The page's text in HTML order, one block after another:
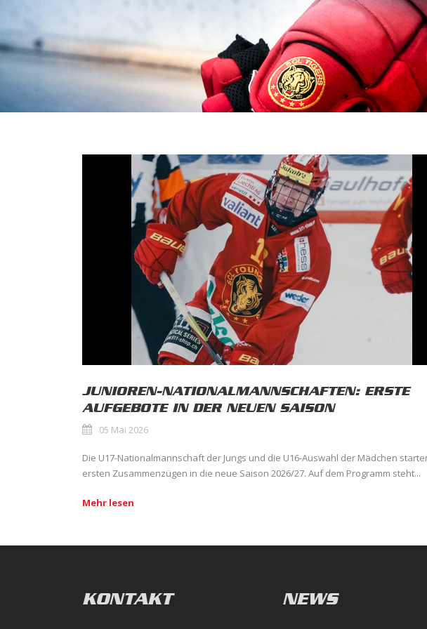
JUNIOREN-NATIONALMANNSCHAFTEN: ERSTE
AUFGEBOTE IN DER NEUEN SAISON
05 Mai 2026
Die U17-Nationalmannschaft der Jungs und die U16-Auswahl der Mädchen
ersten Zusammenzügen in die neue Saison 2026/27. Auf dem Programm steht...
Mehr lesen
KONTAKT NEWS